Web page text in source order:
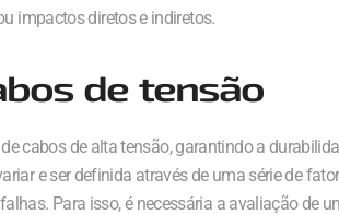
impactos diretos e indiretos.
de tensão
cabos de alta tensão, garantindo a
e ser definida através de uma série de
Para isso, é necessária a avaliação de